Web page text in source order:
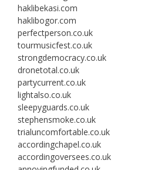
haklibekasi.com
haklibogor.com
perfectperson.co.uk
tourmusicfest.co.uk
strongdemocracy.co.uk
dronetotal.co.uk
partycurrent.co.uk
lightalso.co.uk
sleepyguards.co.uk
stephensmoke.co.uk
trialuncomfortable.co.uk
accordingchapel.co.uk
accordingoversees.co.uk